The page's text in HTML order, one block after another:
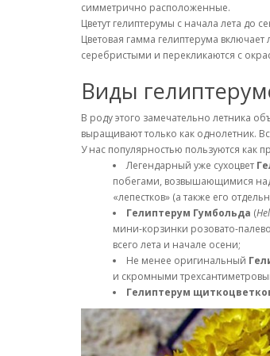
симметрично расположенные.
Цветут гелиптерумы с начала лета до
Цветовая гамма гелиптерума
серебристыми и перекликаются с
Виды
В роду этого замечательно летника
выращивают только как однолетник.
У нас популярностью пользуются как
Легендарный уже сухоцвет
побегами, возвышающимися над
«лепестков» (а также его
Гелиптерум Гумбольда (
мини-корзинки розовато-
всего лета и начале осени;
Не менее оригинальный
и скромными
Гелиптерум